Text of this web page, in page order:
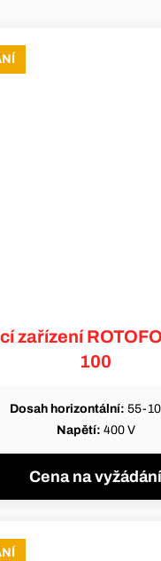
zařízení
100
Dosah horizontální: 55-
Napětí: 400 V
Cena na vyžádání